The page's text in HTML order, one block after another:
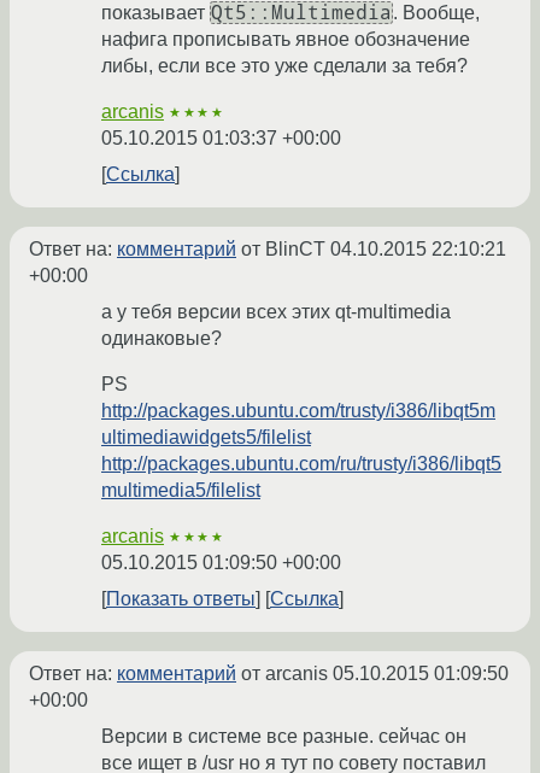
показывает Qt5::Multimedia . Вообще,
нафига прописывать явное обозначение
либы, если все это уже сделали за тебя?
arcanis ★★★★
05.10.2015 01:03:37 +00:00
Ссылка
Ответ на: комментарий от BlinCT 04.10.2015 22:10:21
+00:00
а у тебя версии всех этих qt-multimedia
одинаковые?
PS
http://packages.ubuntu.com/trusty/i386/libqt5m
ultimediawidgets5/filelist
http://packages.ubuntu.com/ru/trusty/i386/libqt5
multimedia5/filelist
arcanis ★★★★
05.10.2015 01:09:50 +00:00
Показать ответы
Ссылка
Ответ на: комментарий от arcanis 05.10.2015 01:09:50
+00:00
Версии в системе все разные. сейчас он
все ищет в /usr но я тут по совету поставил